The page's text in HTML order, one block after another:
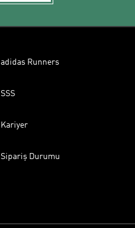
adidas Runners
SSS
Kariyer
Sipariş Durumu